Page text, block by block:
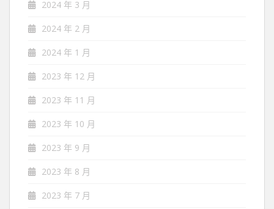
2024 年 3 月
2024 年 2 月
2024 年 1 月
2023 年 12 月
2023 年 11 月
2023 年 10 月
2023 年 9 月
2023 年 8 月
2023 年 7 月